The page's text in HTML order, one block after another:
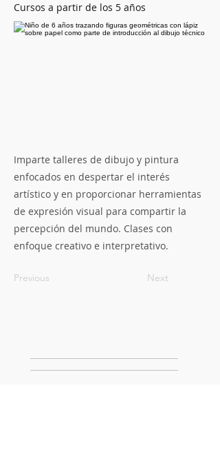
Cursos a partir de los 5 años
Imparte talleres de dibujo y pintura
enfocados en despertar el interés
artístico y en proporcionar herramientas
de expresión visual para compartir la
percepción del mundo. Clases con
enfoque creativo e interpretativo.
Previous Next